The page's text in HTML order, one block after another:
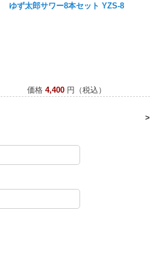
ゆず太郎サワー8本セット YZS-8
価格 4,400円（税込）